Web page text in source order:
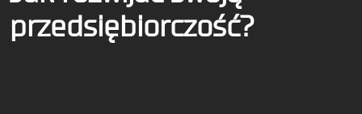
przedsiębiorczość?